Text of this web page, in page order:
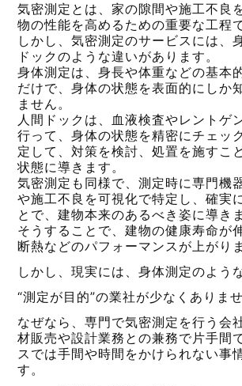
気密測定とは、家の隙間や施工不良
物の性能を高めるための重要な工程で
しかし、気密測定のサービスには、
ドックのような違いがあります。
身体測定は、身長や体重などの基本
だけで、身体の状態を表面的にしか
ません。
人間ドックは、血液検査やレントゲ
行って、身体の状態を精密にチェッ
定して、対策を検討、処置を施すこ
状態に導きます。
気密測定も同様で、測定時に専門機
や施工不良を可視化で特定し、確実
とで、建物本来のあるべき姿に導き
そうすることで、建物の健康寿命が
断熱などのパフォーマンスが上がりま
しかし、現実には、身体測定のよう
“測定が目的”の業社が少なくありませ
なぜなら、専門で気密測定を行う会
材販売や設計業務との兼務で片手間
スでは手間や時間をかけられない事
す。